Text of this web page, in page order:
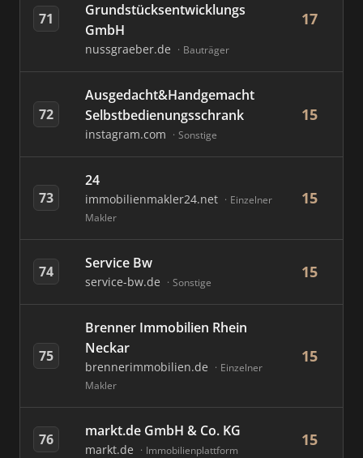
71
Grundstücksentwicklungs
GmbH
nussgraeber.de Bauträger
17
72
Ausgedacht&Handgemacht
Selbstbedienungsschrank
instagram.com Sonstige
15
73
24
immobilienmakler24.net
Einzelner
Makler
15
74 Service Bw
service-bw.de Sonstige
15
75
Brenner Immobilien Rhein
Neckar
brennerimmobilien.de
Einzelner
Makler
15
76 markt.de GmbH & Co. KG
markt.de Immobilienplattform
15